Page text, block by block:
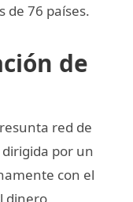
de 76 países.
de
red de
por un
con el
dinero